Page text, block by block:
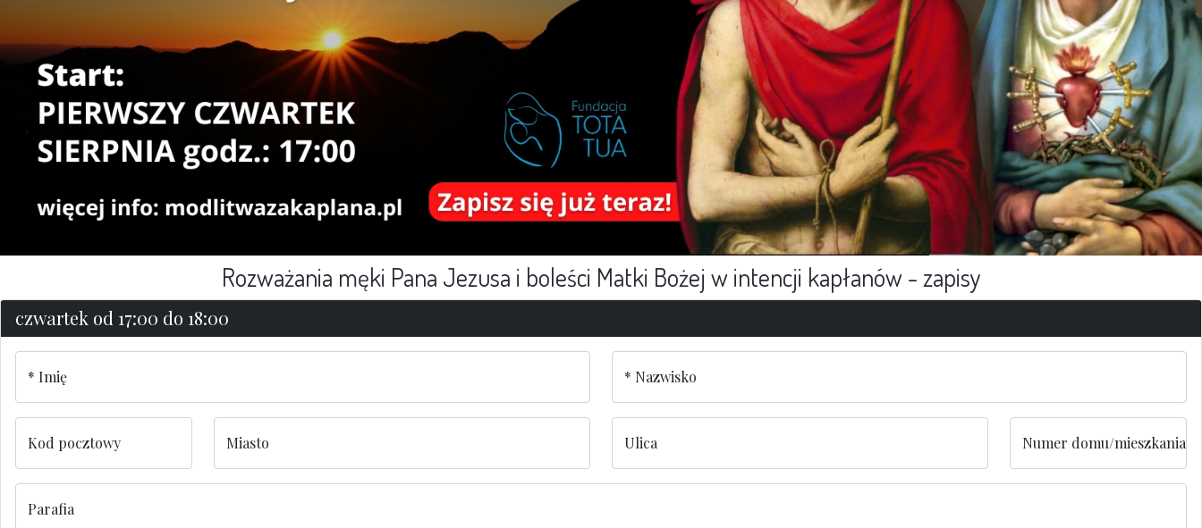
Rozważania męki Pana Jezusa i boleści Matki Bożej w intencji kapłanów - zapisy
czwartek od 17:00 do 18:00
Imię Nazwisko
Kod pocztowy Miasto Ulica Numer domu/mieszkania
Parafia